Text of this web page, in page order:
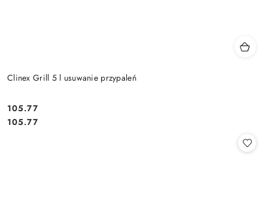
Clinex Grill 5 l usuwanie przypaleń
Cena:
105.77
Cena:
105.77